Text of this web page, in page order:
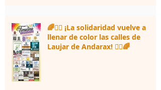
🌈🏃‍♀️ ¡La solidaridad vuelve a
llenar de color las calles de
Laujar de Andarax! 🏃‍♂️🌈